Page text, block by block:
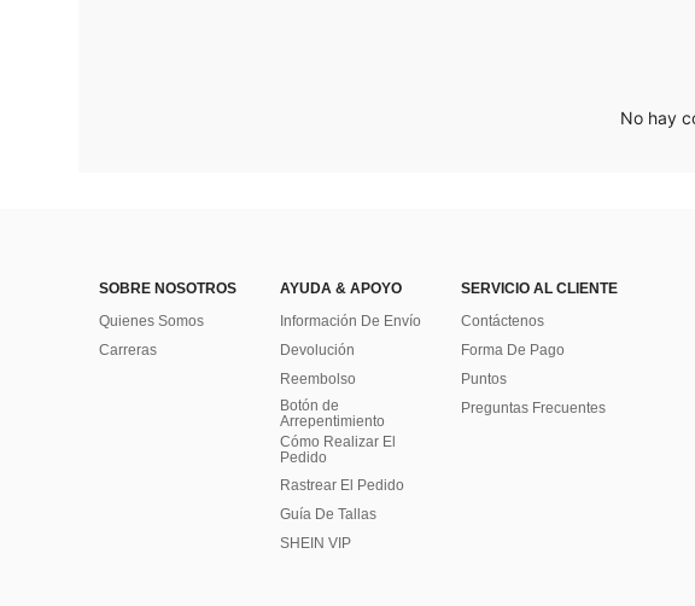
No hay
SOBRE NOSOTROS
Quienes Somos
Carreras
AYUDA & APOYO
Información De Envío
Devolución
Reembolso
Botón de
Arrepentimiento
Cómo Realizar El
Pedido
Rastrear El Pedido
Guía De Tallas
SHEIN VIP
SERVICIO AL CLIENTE
Contáctenos
Forma De Pago
Puntos
Preguntas Frecuentes